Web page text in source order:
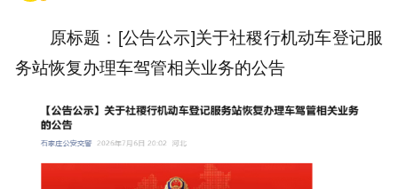
原标题：[公告公示]关于社稷行机动车登记服
务站恢复办理车驾管相关业务的公告